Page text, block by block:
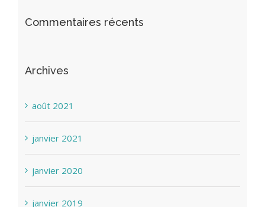
Commentaires récents
Archives
août 2021
janvier 2021
janvier 2020
janvier 2019